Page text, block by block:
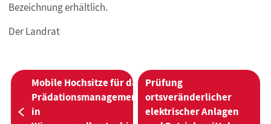
Bezeichnung erhältlich.
Der Landrat
BEITRAGSNAVIGATION
Vorherige:
Mobile Hochsitze für das
Prädationsmanagement
in
Prüfung
ortsveränderlicher
elektrischer Anlagen